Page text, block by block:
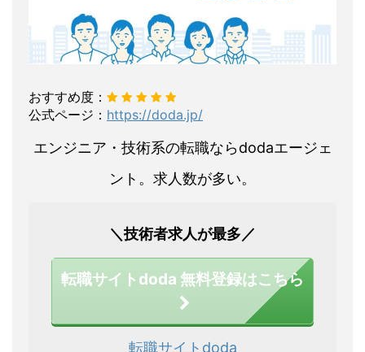
おすすめ度：
公式ページ： https://doda.jp/
エンジニア・技術系の転職ならdodaエージェ
ント。求人数が多い。
＼技術者求人が最多／
転職サイトdoda 無料登録はこちら
転職サイトdoda